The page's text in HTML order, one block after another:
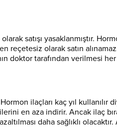
satışı yasaklanmıştır.
olarak satın
doktor tarafından verilmesi her
ilaçları kaç yıl
en aza indirir. Ancak ilaç
daha sağlıklı